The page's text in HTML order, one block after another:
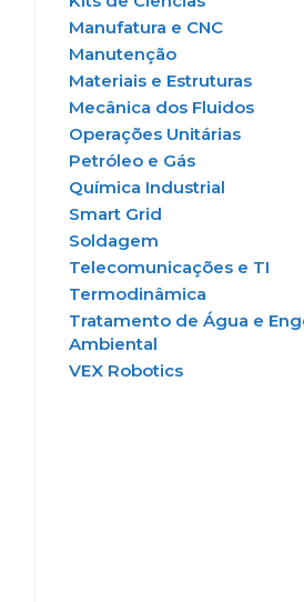
Manufatura e CNC
Manutenção
Materiais e Estruturas
Mecânica dos Fluidos
Operações Unitárias
Petróleo e Gás
Química Industrial
Smart Grid
Soldagem
Telecomunicações e TI
Termodinâmica
Tratamento de Água e
Ambiental
VEX Robotics